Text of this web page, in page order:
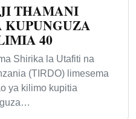
THAMANI
KUPUNGUZA
40
Shirika la Utafiti na
(TIRDO) limesema
ya kilimo kupitia